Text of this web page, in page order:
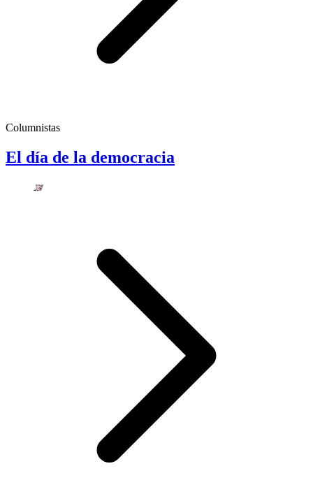
Columnistas
El día de la democracia